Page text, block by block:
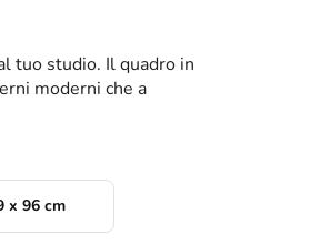
tuo studio. Il quadro in
moderni che a
x 96 cm